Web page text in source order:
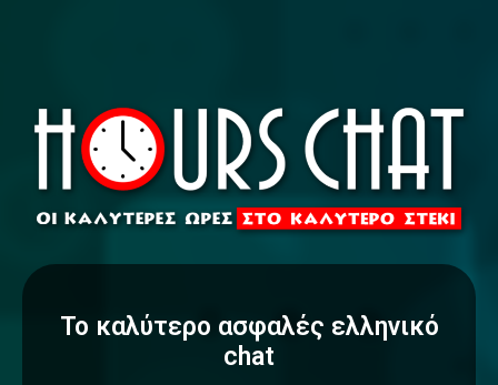
To καλύτερο ασφαλές ελληνικό
chat